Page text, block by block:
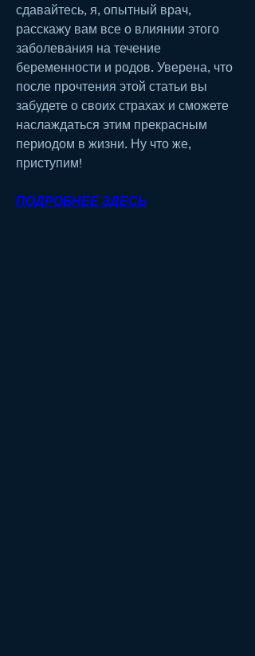
сдавайтесь, я, опытный врач,
расскажу вам все о влиянии этого
заболевания на течение
беременности и родов. Уверена, что
после прочтения этой статьи вы
забудете о своих страхах и сможете
наслаждаться этим прекрасным
периодом в жизни. Ну что же,
приступим!
ПОДРОБНЕЕ ЗДЕСЬ